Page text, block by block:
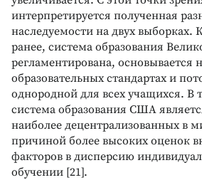
интерпретируется полученная
наследуемости на двух выборках.
ранее, система образования
регламентирована, основывается
образовательных стандартах и
однородной для всех учащихся. В
система образования США
наиболее децентрализованных в
причиной более высоких оценок
факторов в дисперсию
обучении [21].